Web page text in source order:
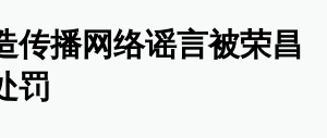
传播网络谣言被荣昌
罚